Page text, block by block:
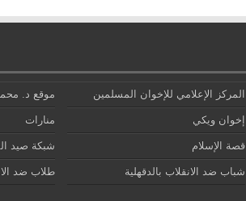
المركز الإعلامي للإخوان المسلمين موقع د.
إخوان ويكي منارات
قصة الإسلام شبكة صيد
شباب ضد الانقلاب بالدقهلية طلاب ضد